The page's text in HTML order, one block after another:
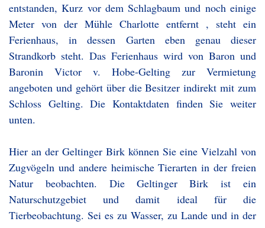
entstanden, Kurz vor dem Schlagbaum und noch einige
Meter von der Mühle Charlotte entfernt , steht ein
Ferienhaus, in dessen Garten eben genau dieser
Strandkorb steht. Das Ferienhaus wird von Baron und
Baronin Victor v. Hobe-Gelting zur Vermietung
angeboten und gehört über die Besitzer indirekt mit zum
Schloss Gelting. Die Kontaktdaten finden Sie weiter
unten.
Hier an der Geltinger Birk können Sie eine Vielzahl von
Zugvögeln und andere heimische Tierarten in der freien
Natur beobachten. Die Geltinger Birk ist ein
Naturschutzgebiet und damit ideal für die
Tierbeobachtung. Sei es zu Wasser, zu Lande und in der